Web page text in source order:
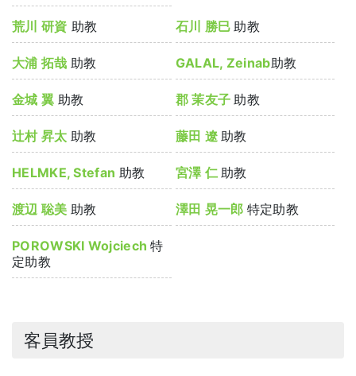
荒川 研資 助教 石川 勝巳 助教
大浦 拓哉 助教 GALAL, Zeinab助教
金城 翼 助教 郡 茉友子 助教
辻村 昇太 助教 藤田 遼 助教
HELMKE, Stefan 助教 宮澤 仁 助教
渡辺 聡美 助教 澤田 晃一郎 特定助教
POROWSKI Wojciech 特
定助教
客員教授